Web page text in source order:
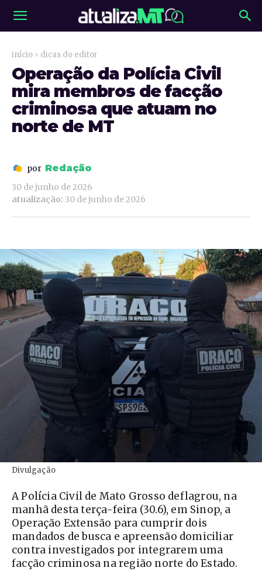
início dicas do editor
Operação da Polícia Civil
mira membros de facção
criminosa que atuam no
norte de MT
por Redação
30 de junho de 2026
atualização: 30 de junho de 2026
Divulgação
A Polícia Civil de Mato Grosso deflagrou, na
manhã desta terça-feira (30.6), em Sinop, a
Operação Extensão para cumprir dois
mandados de busca e apreensão domiciliar
contra investigados por integrarem uma
facção criminosa na região norte do Estado.